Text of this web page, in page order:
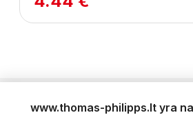
www.thomas-philipps.lt yra